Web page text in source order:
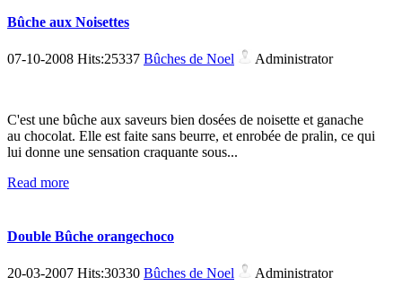
Bûche aux Noisettes
07-10-2008 Hits:25337 Bûches de Noel Administrator
C'est une bûche aux saveurs bien dosées de noisette et ganache
au chocolat. Elle est faite sans beurre, et enrobée de pralin, ce qui
lui donne une sensation craquante sous...
Read more
Double Bûche orangechoco
20-03-2007 Hits:30330 Bûches de Noel Administrator